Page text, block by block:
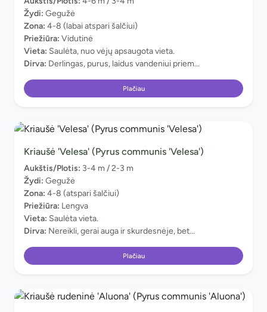
Žydi: Gegužė
Zona: 4-8 (labai atspari šalčiui)
Priežiūra: Vidutinė
Vieta: Saulėta, nuo vėjų apsaugota vieta.
Dirva: Derlingas, purus, laidus vandeniui priem...
Plačiau
Kriaušė 'Velesa' (Pyrus communis 'Velesa')
Aukštis/Plotis: 3-4 m / 2-3 m
Žydi: Gegužė
Zona: 4-8 (atspari šalčiui)
Priežiūra: Lengva
Vieta: Saulėta vieta.
Dirva: Nereikli, gerai auga ir skurdesnėje, bet...
Plačiau